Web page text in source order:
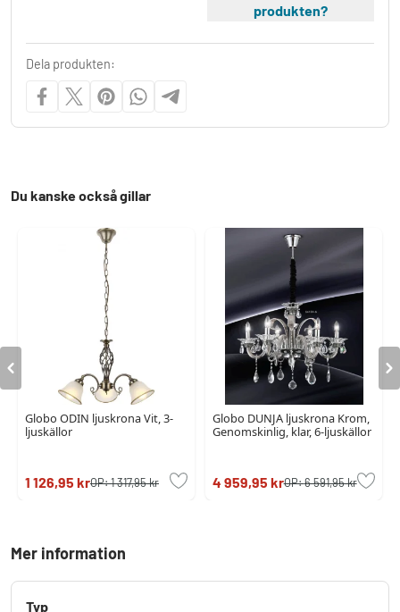
produkten?
Dela produkten:
Du kanske också gillar
Globo ODIN ljuskrona Vit, 3-
ljuskällor
1 126,95 krOP:1 317,95 kr
Globo DUNJA ljuskrona Krom,
Genomskinlig, klar, 6-ljuskällor
4 959,95 krOP:6 591,95 kr
Mer information
Typ